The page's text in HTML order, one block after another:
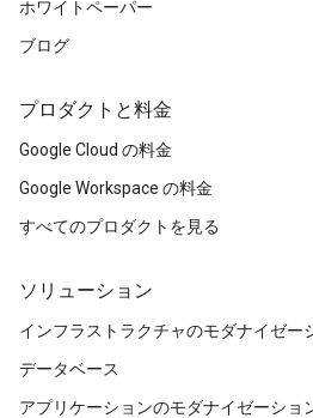
ホワイトペーパー
ブログ
プロダクトと料金
Google Cloud の料金
Google Workspace の料金
すべてのプロダクトを見る
ソリューション
インフラストラクチャのモダナイゼー
データベース
アプリケーションのモダナイゼーショ